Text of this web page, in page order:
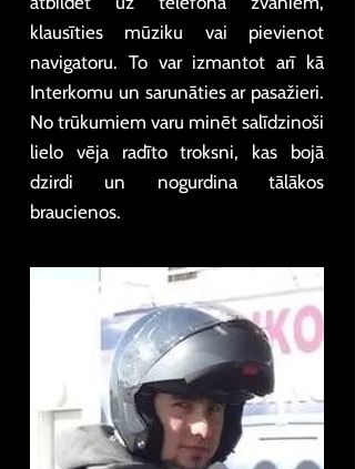
klausīties mūziku vai pievienot
navigatoru. To var izmantot arī kā
Interkomu un sarunāties ar pasažieri.
No trūkumiem varu minēt salīdzinoši
lielo vēja radīto troksni, kas bojā
dzirdi un nogurdina tālākos
braucienos.